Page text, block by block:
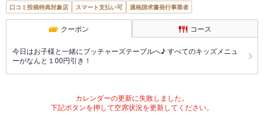
口コミ投稿特典対象店 スマート支払い可 適格請求書発行事業者
クーポン コース
今日はお子様と一緒にブッチャーズテーブルへ♪ すべてのキッズメニュ
ーがなんと１00円引き！
カレンダーの更新に失敗しました。
下記ボタンを押して空席状況を更新してください。